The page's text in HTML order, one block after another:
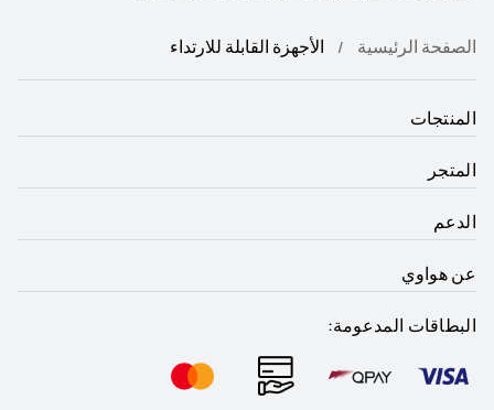
الصفحة الرئيسية الأجهزة القابلة للارتداء
المنتجات
المتجر
الدعم
عن هواوي
البطاقات المدعومة: